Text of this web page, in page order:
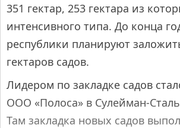
351 гектар, 253 гектара из
интенсивного типа. До конца
республики планируют
гектаров садов.
Лидером по закладке садов
ООО «Полоса» в Сулейман-
Там закладка новых садов